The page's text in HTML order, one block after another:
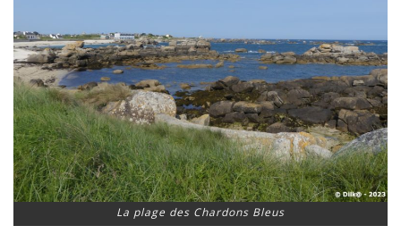
La plage des Chardons Bleus